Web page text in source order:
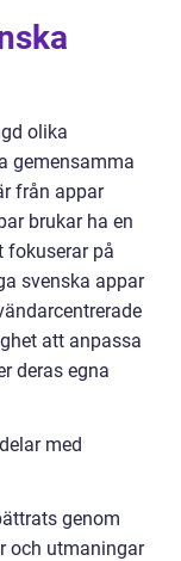
olika
gemensamma
från appar
brukar ha en
fokuserar på
svenska appar
att anpassa
deras egna
med
genom
och utmaningar